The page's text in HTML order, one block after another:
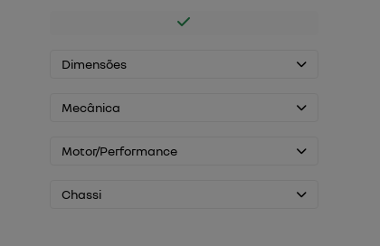
Dimensões
Mecânica
Motor/Performance
Chassi